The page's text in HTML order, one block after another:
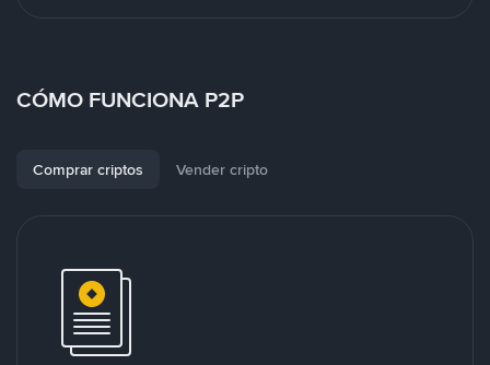
CÓMO FUNCIONA P2P
Comprar criptos Vender cripto